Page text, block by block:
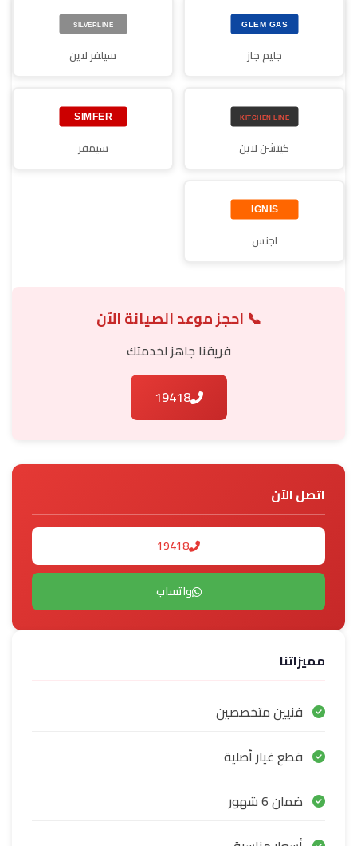
جليم جاز سيلفر لاين
كيتشن لاين سيمفر
اجنس
📞 احجز موعد الصيانة الآن
فريقنا جاهز لخدمتك
19418
اتصل الآن
19418
واتساب
مميزاتنا
فنيين متخصصين
قطع غيار أصلية
ضمان 6 شهور